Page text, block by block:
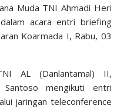
Muda TNI Ahmadi Heri
acara entri briefing
Koarmada I, Rabu, 03
AL (Danlantamal) II,
mengikuti entri
jaringan teleconference